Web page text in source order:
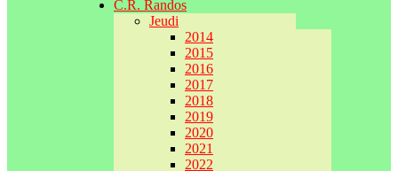
C.R. Randos
Jeudi
2014
2015
2016
2017
2018
2019
2020
2021
2022